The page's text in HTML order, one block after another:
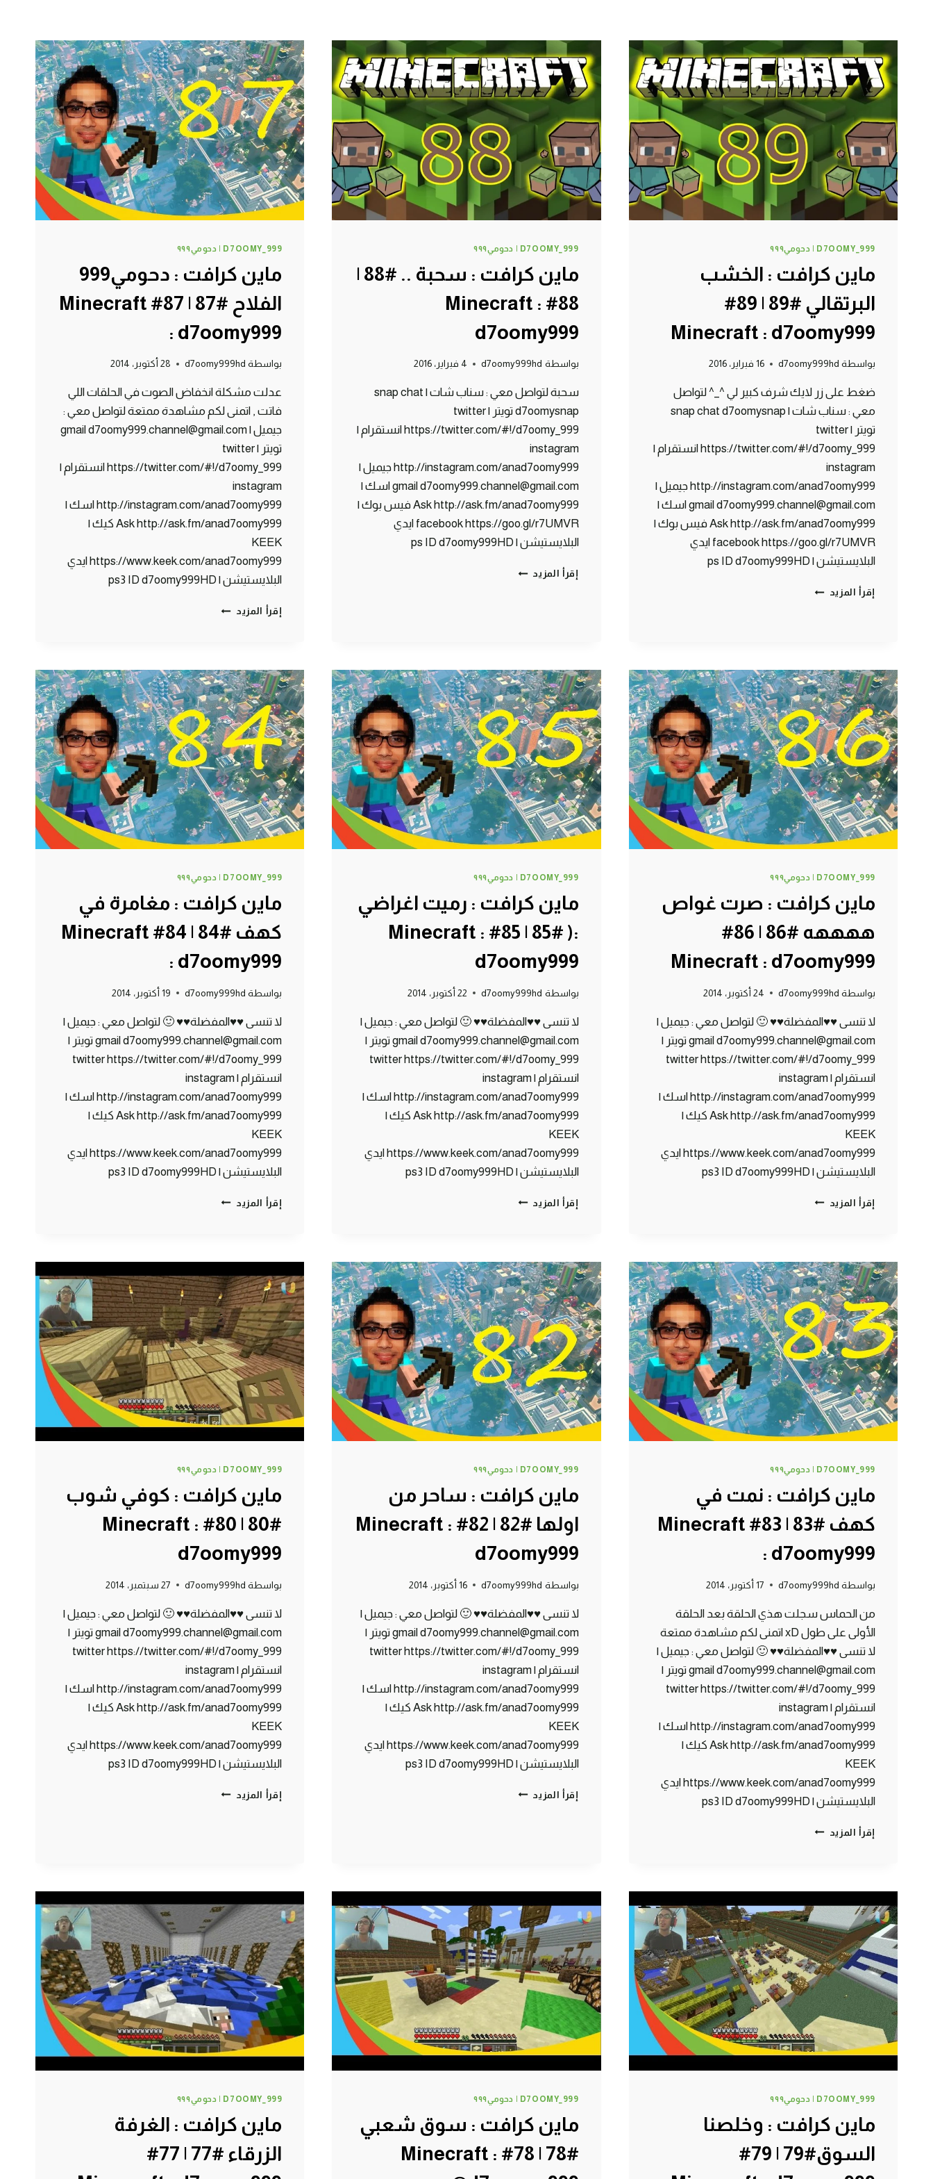
D7OOMY_999 | دحومي٩٩٩
ماين كرافت : الخشب
البرتقالي #89 | 89#
Minecraft : d7oomy999
بواسطة d7oomy999hd 16 فبراير، 2016
ضغط على زر لايك شرف كبير لي ^_^ لتواصل
معي : سناب شات | snap chat d7oomysnap
تويتر | twitter
https://twitter.com/#!/d7oomy_999 انستقرام |
instagram
http://instagram.com/anad7oomy999 جيميل |
gmail d7oomy999.channel@gmail.com اسك |
Ask http://ask.fm/anad7oomy999 فيس بوك |
facebook https://goo.gl/r7UMVR ايدي
البلايستيشن | ps ID d7oomy999HD
إقرأ المزيد ماين
|
89#
MINECRAFT
:
D7OOMY999
D7OOMY_999 | دحومي٩٩٩
ماين كرافت : سحبة .. #88 |
88# Minecraft :
d7oomy999
بواسطة d7oomy999hd 4 فبراير، 2016
سحبة لتواصل معي : سناب شات | snap chat
d7oomysnap تويتر | twitter
https://twitter.com/#!/d7oomy_999 انستقرام |
instagram
http://instagram.com/anad7oomy999 جيميل |
gmail d7oomy999.channel@gmail.com اسك |
Ask http://ask.fm/anad7oomy999 فيس بوك |
facebook https://goo.gl/r7UMVR ايدي
البلايستيشن | ps ID d7oomy999HD
إقرأ المزيد ماين
88#
MINECRAFT
:
D7OOMY999
D7OOMY_999 | دحومي٩٩٩
ماين كرافت : دحومي999
الفلاح #87 | 87# Minecraft
: d7oomy999
بواسطة d7oomy999hd 28 أكتوبر، 2014
عدلت مشكلة انخفاض الصوت في الحلقات اللي
فاتت , اتمنى لكم مشاهدة ممتعة لتواصل معي :
جيميل | gmail d7oomy999.channel@gmail.com
تويتر | twitter
https://twitter.com/#!/d7oomy_999 انستقرام |
instagram
http://instagram.com/anad7oomy999 اسك |
Ask http://ask.fm/anad7oomy999 كيك |
KEEK
https://www.keek.com/anad7oomy999 ايدي
البلايستيشن | ps3 ID d7oomy999HD
إقرأ المزيد ماين
#87
|
87#
MINECRAFT
:
D7OOMY999
D7OOMY_999 | دحومي٩٩٩
ماين كرافت : صرت غواص
ههههه #86 | 86#
Minecraft : d7oomy999
بواسطة d7oomy999hd 24 أكتوبر، 2014
لا تنسى ♥♥المفضلة♥♥ 🙂 لتواصل معي : جيميل |
gmail d7oomy999.channel@gmail.com تويتر |
twitter https://twitter.com/#!/d7oomy_999
انستقرام | instagram
http://instagram.com/anad7oomy999 اسك |
Ask http://ask.fm/anad7oomy999 كيك |
KEEK
https://www.keek.com/anad7oomy999 ايدي
البلايستيشن | ps3 ID d7oomy999HD
إقرأ المزيد ماين
ههههه
#86
|
86#
MINECRAFT
:
D7OOMY999
D7OOMY_999 | دحومي٩٩٩
ماين كرافت : رميت اغراضي
:( #85 | 85# Minecraft :
d7oomy999
بواسطة d7oomy999hd 22 أكتوبر، 2014
لا تنسى ♥♥المفضلة♥♥ 🙂 لتواصل معي : جيميل |
gmail d7oomy999.channel@gmail.com تويتر |
twitter https://twitter.com/#!/d7oomy_999
انستقرام | instagram
http://instagram.com/anad7oomy999 اسك |
Ask http://ask.fm/anad7oomy999 كيك |
KEEK
https://www.keek.com/anad7oomy999 ايدي
البلايستيشن | ps3 ID d7oomy999HD
إقرأ المزيد ماين
:
(
#85
|
85#
MINECRAFT
:
D7OOMY999
D7OOMY_999 | دحومي٩٩٩
ماين كرافت : مغامرة في
كهف #84 | 84# Minecraft
: d7oomy999
بواسطة d7oomy999hd 19 أكتوبر، 2014
لا تنسى ♥♥المفضلة♥♥ 🙂 لتواصل معي : جيميل |
gmail d7oomy999.channel@gmail.com تويتر |
twitter https://twitter.com/#!/d7oomy_999
انستقرام | instagram
http://instagram.com/anad7oomy999 اسك |
Ask http://ask.fm/anad7oomy999 كيك |
KEEK
https://www.keek.com/anad7oomy999 ايدي
البلايستيشن | ps3 ID d7oomy999HD
إقرأ المزيد ماين
#84
|
84#
MINECRAFT
:
D7OOMY999
D7OOMY_999 | دحومي٩٩٩
ماين كرافت : نمت في
كهف #83 | 83# Minecraft
: d7oomy999
بواسطة d7oomy999hd 17 أكتوبر، 2014
من الحماس سجلت هذي الحلقة بعد الحلقة
الأولى على طول xD اتمنى لكم مشاهدة ممتعة
لا تنسى ♥♥المفضلة♥♥ 🙂 لتواصل معي : جيميل |
gmail d7oomy999.channel@gmail.com تويتر |
twitter https://twitter.com/#!/d7oomy_999
انستقرام | instagram
http://instagram.com/anad7oomy999 اسك |
Ask http://ask.fm/anad7oomy999 كيك |
KEEK
https://www.keek.com/anad7oomy999 ايدي
البلايستيشن | ps3 ID d7oomy999HD
إقرأ المزيد ماين
#83
|
83#
MINECRAFT
:
D7OOMY999
D7OOMY_999 | دحومي٩٩٩
ماين كرافت : ساحر من
اولها #82 | 82# Minecraft :
d7oomy999
بواسطة d7oomy999hd 16 أكتوبر، 2014
لا تنسى ♥♥المفضلة♥♥ 🙂 لتواصل معي : جيميل |
gmail d7oomy999.channel@gmail.com تويتر |
twitter https://twitter.com/#!/d7oomy_999
انستقرام | instagram
http://instagram.com/anad7oomy999 اسك |
Ask http://ask.fm/anad7oomy999 كيك |
KEEK
https://www.keek.com/anad7oomy999 ايدي
البلايستيشن | ps3 ID d7oomy999HD
إقرأ المزيد ماين
|
82#
MINECRAFT
:
D7OOMY999
D7OOMY_999 | دحومي٩٩٩
ماين كرافت : كوفي شوب
#80 | 80# Minecraft :
d7oomy999
بواسطة d7oomy999hd 27 سبتمبر، 2014
لا تنسى ♥♥المفضلة♥♥ 🙂 لتواصل معي : جيميل |
gmail d7oomy999.channel@gmail.com تويتر |
twitter https://twitter.com/#!/d7oomy_999
انستقرام | instagram
http://instagram.com/anad7oomy999 اسك |
Ask http://ask.fm/anad7oomy999 كيك |
KEEK
https://www.keek.com/anad7oomy999 ايدي
البلايستيشن | ps3 ID d7oomy999HD
إقرأ المزيد ماين
80#
MINECRAFT
:
D7OOMY999
D7OOMY_999 | دحومي٩٩٩
ماين كرافت : وخلصنا
السوق#79 | 79#
D7OOMY_999 | دحومي٩٩٩
ماين كرافت : سوق شعبي
#78 | 78# Minecraft :
D7OOMY_999 | دحومي٩٩٩
ماين كرافت : الغرفة
الزرقاء #77 | 77#